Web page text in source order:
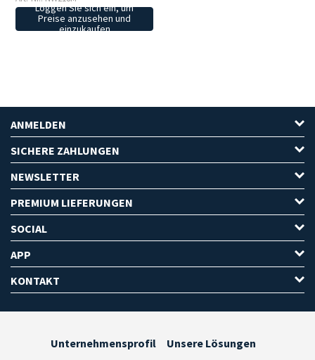
Loggen Sie sich ein, um
Preise anzusehen und
einzukaufen
ANMELDEN
SICHERE ZAHLUNGEN
NEWSLETTER
PREMIUM LIEFERUNGEN
SOCIAL
APP
KONTAKT
Unternehmensprofil
Unsere Lösungen